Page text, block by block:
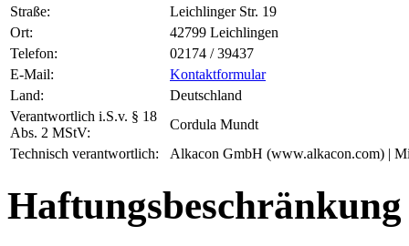
Straße:
Leichlinger Str. 19
Ort:
42799 Leichlingen
Telefon:
02174 / 39437
E-Mail:
Kontaktformular
Land:
Deutschland
Verantwortlich i.S.v. § 18
Abs. 2 MStV:
Cordula Mundt
Technisch verantwortlich:
Alkacon GmbH (www.alkacon.com) |
Haftungsbeschränkung